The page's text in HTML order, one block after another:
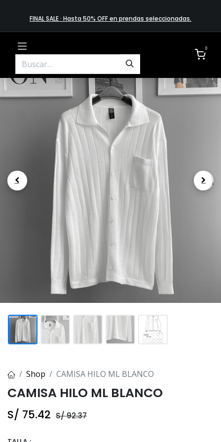
FINAL SALE · Hasta 50% OFF en prendas​ selecciona​das.
0
.
Shop CAMISA HILO ML BLANCO
CAMISA HILO ML BLANCO
S/ 75.42 S/92.37